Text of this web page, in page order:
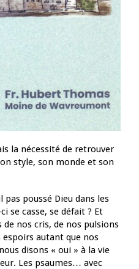
la nécessité de retrouver
style, son monde et son
pas poussé Dieu dans les
se casse, se défait ? Et
nos cris, de nos pulsions
autant que nos
disons « oui » à la vie
Les psaumes… avec